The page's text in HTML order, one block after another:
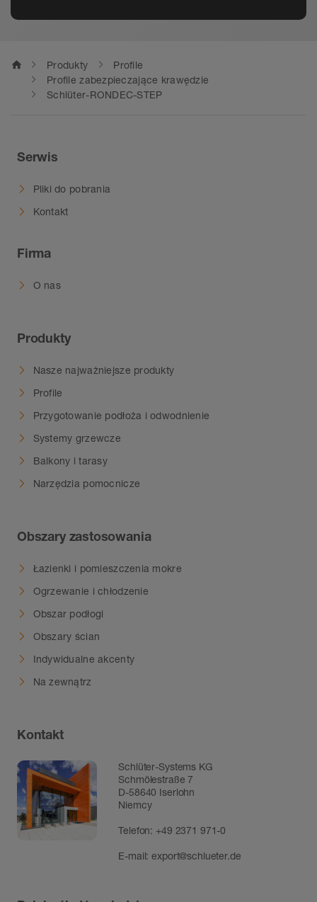
home Produkty
Profile
Profile zabezpieczające krawędzie
Schlüter-RONDEC-STEP
Serwis
Pliki do pobrania
Kontakt
Firma
O nas
Produkty
Nasze najważniejsze produkty
Profile
Przygotowanie podłoża i odwodnienie
Systemy grzewcze
Balkony i tarasy
Narzędzia pomocnicze
Obszary zastosowania
Łazienki i pomieszczenia mokre
Ogrzewanie i chłodzenie
Obszar podłogi
Obszary ścian
Indywidualne akcenty
Na zewnątrz
Kontakt
Schlüter-Systems KG
Schmölestraße 7
D-58640 Iserlohn
Niemcy
Telefon:+49 2371 971-0
E-mail:export@schlueter.de